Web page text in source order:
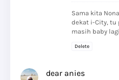
Sama kita
dekat i-City, tu
masih baby
Delete
dear anies